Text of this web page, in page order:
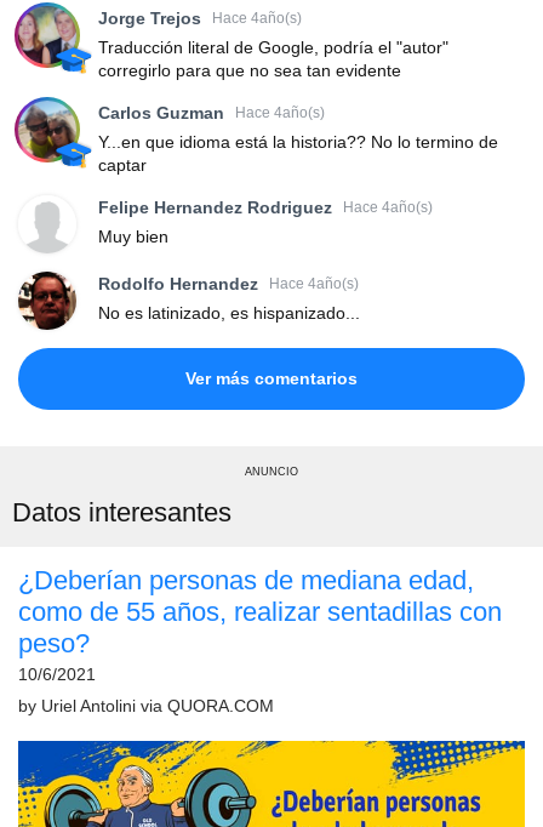
Jorge Trejos Hace 4año(s)
Traducción literal de Google, podría el "autor"
corregirlo para que no sea tan evidente
Carlos Guzman Hace 4año(s)
Y...en que idioma está la historia?? No lo termino de
captar
Felipe Hernandez Rodriguez Hace 4año(s)
Muy bien
Rodolfo Hernandez Hace 4año(s)
No es latinizado, es hispanizado...
Ver más comentarios
ANUNCIO
Datos interesantes
¿Deberían personas de mediana edad,
como de 55 años, realizar sentadillas con
peso?
10/6/2021
by Uriel Antolini via QUORA.COM